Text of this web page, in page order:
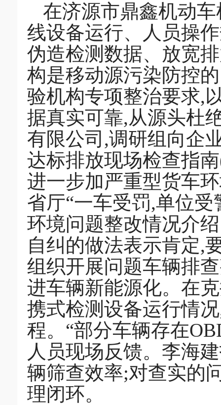
在济源市鼎鑫机动
线设备运行、人员操
伪造检测数据、放宽
构是移动源污染防控
验机构专项整治要求,
据真实可靠,从源头杜
有限公司,调研组向企
达标排放现场检查指
进一步加严重型货车
省厅“一车受罚,单位
环境问题整改情况介
自纠的做法表示肯定,
组织开展问题车辆排
进车辆新能源化。在
携式检测设备运行情
程。“部分车辆存在
人员现场反馈。李海
辆筛查效率;对查实的
理闭环。